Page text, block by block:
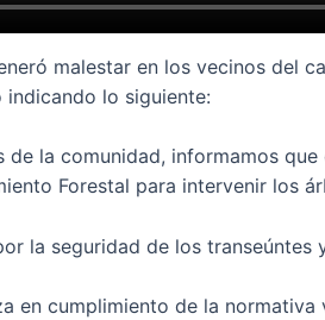
malestar en los vecinos del
lo siguiente:
de la comunidad, informamos
Forestal para intervenir los
la seguridad de los transeúntes
en cumplimiento de la